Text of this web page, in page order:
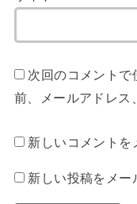
次回のコメントで
前、メールアドレス
新しいコメントを
新しい投稿をメー